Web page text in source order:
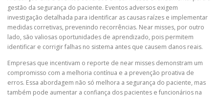
gestão da segurança do paciente. Eventos adversos exigem
investigação detalhada para identificar as causas raízes e implementar
medidas corretivas, prevenindo recorrências. Near misses, por outro
lado, são valiosas oportunidades de aprendizado, pois permitem
identificar e corrigir falhas no sistema antes que causem danos reais.
Empresas que incentivam o reporte de near misses demonstram um
compromisso com a melhoria contínua e a prevenção proativa de
erros. Essa abordagem não só melhora a segurança do paciente, mas
também pode aumentar a confiança dos pacientes e funcionários na